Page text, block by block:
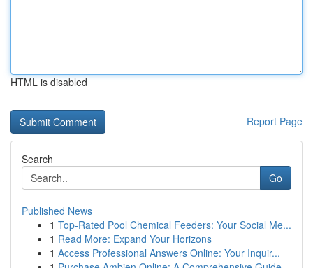
HTML is disabled
Report Page
Search
Go
Published News
1 Top-Rated Pool Chemical Feeders: Your Social Me...
1 Read More: Expand Your Horizons
1 Access Professional Answers Online: Your Inquir...